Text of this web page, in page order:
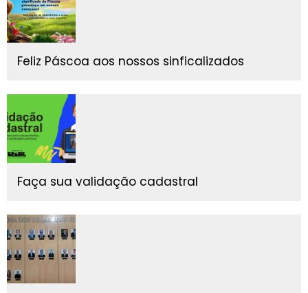
Feliz Páscoa aos nossos sinficalizados
Faça sua validação cadastral